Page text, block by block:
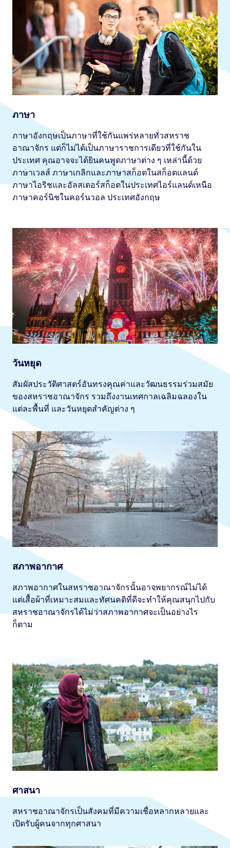
ภาษา
ภาษาอังกฤษเป็นภาษาที่ใช้กันแพร่หลายทั่วสหราช
อาณาจักร แต่ก็ไม่ได้เป็นภาษาราชการเดียวที่ใช้กันใน
ประเทศ คุณอาจจะได้ยินคนพูดภาษาต่าง ๆ เหล่านี้ด้วย
ภาษาเวลส์ ภาษาเกลิกและภาษาสก็อตในสก็อตแลนด์
ภาษาไอริชและอัลสเตอร์สก็อตในประเทศไอร์แลนด์เหนือ
ภาษาคอร์นิชในคอร์นวอล ประเทศอังกฤษ
วันหยุด
สัมผัสประวัติศาสตร์อันทรงคุณค่าและวัฒนธรรมร่วมสมัย
ของสหราชอาณาจักร รวมถึงงานเทศกาลเฉลิมฉลองใน
แต่ละพื้นที่ และวันหยุดสำคัญต่าง ๆ
สภาพอากาศ
สภาพอากาศในสหราชอาณาจักรนั้นอาจพยากรณ์ไม่ได้
แต่เสื้อผ้าที่เหมาะสมและทัศนคติที่ดีจะทำให้คุณสนุกไปกับ
สหราชอาณาจักรได้ไม่ว่าสภาพอากาศจะเป็นอย่างไร
ก็ตาม
ศาสนา
สหราชอาณาจักรเป็นสังคมที่มีความเชื่อหลากหลายและ
เปิดรับผู้คนจากทุกศาสนา